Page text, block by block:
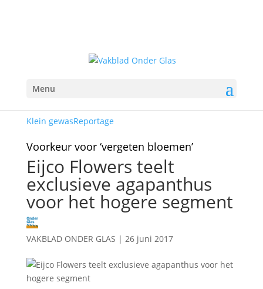
Menu
Klein gewasReportage
Voorkeur voor ‘vergeten bloemen’
Eijco Flowers teelt
exclusieve agapanthus
voor het hogere segment
VAKBLAD ONDER GLAS | 26 juni 2017